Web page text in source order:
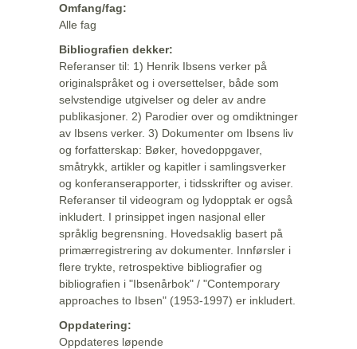
Omfang/fag:
Alle fag
Bibliografien dekker:
Referanser til: 1) Henrik Ibsens verker på
originalspråket og i oversettelser, både som
selvstendige utgivelser og deler av andre
publikasjoner. 2) Parodier over og omdiktninger
av Ibsens verker. 3) Dokumenter om Ibsens liv
og forfatterskap: Bøker, hovedoppgaver,
småtrykk, artikler og kapitler i samlingsverker
og konferanserapporter, i tidsskrifter og aviser.
Referanser til videogram og lydopptak er også
inkludert. I prinsippet ingen nasjonal eller
språklig begrensning. Hovedsaklig basert på
primærregistrering av dokumenter. Innførsler i
flere trykte, retrospektive bibliografier og
bibliografien i "Ibsenårbok" / "Contemporary
approaches to Ibsen" (1953-1997) er inkludert.
Oppdatering:
Oppdateres løpende